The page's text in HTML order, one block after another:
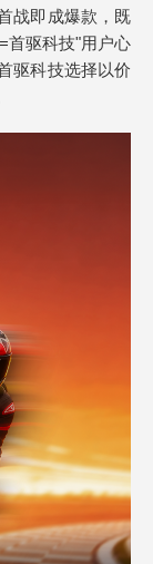
战即成爆款，既
首驱科技"用户心
驱科技选择以价